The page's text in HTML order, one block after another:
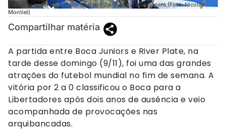
Xeneizes superam o maior rival por 2 a 0 em La Bombonera (Foto: Nicolás
Montiel)
Compartilhar matéria
A partida entre Boca Juniors e River Plate, na
tarde desse domingo (9/11), foi uma das grandes
atrações do futebol mundial no fim de semana. A
vitória por 2 a 0 classificou o Boca para a
Libertadores após dois anos de ausência e veio
acompanhada de provocações nas
arquibancadas.